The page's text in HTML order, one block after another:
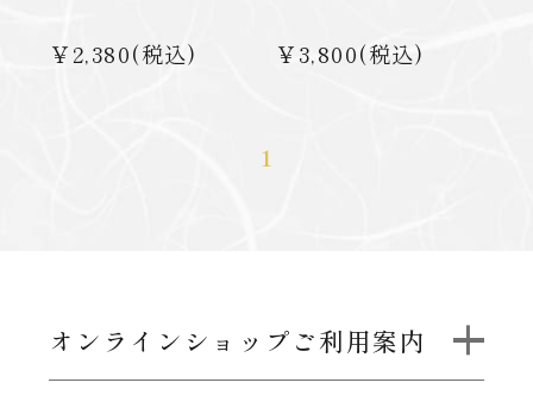
￥2,380(税込) ￥3,800(税込)
1
オンラインショップご利用案内